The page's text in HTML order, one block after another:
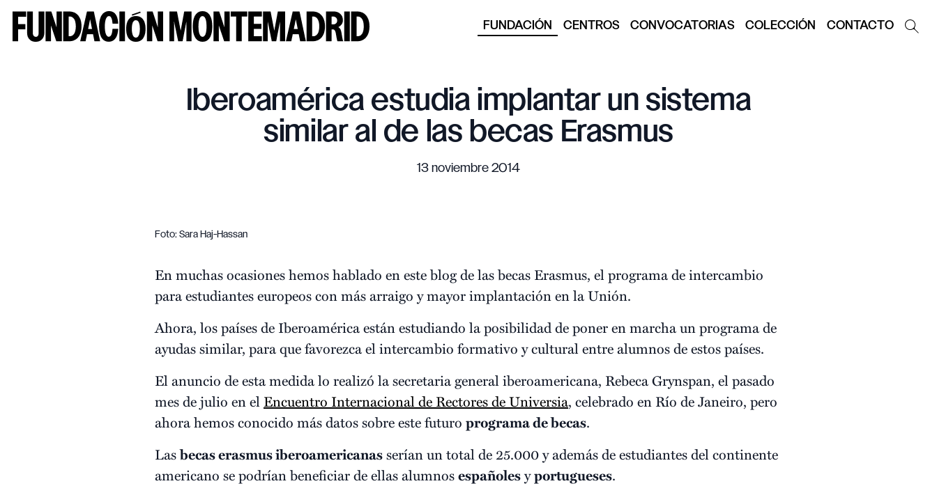
FUNDACIÓN CENTROS CONVOCATORIAS COLECCIÓN CONTACTO
Iberoamérica estudia implantar un sistema
similar al de las becas Erasmus
13 noviembre 2014
Foto: Sara Haj-Hassan
En muchas ocasiones hemos hablado en este blog de las becas Erasmus, el programa de intercambio
para estudiantes europeos con más arraigo y mayor implantación en la Unión.
Ahora, los países de Iberoamérica están estudiando la posibilidad de poner en marcha un programa de
ayudas similar, para que favorezca el intercambio formativo y cultural entre alumnos de estos países.
El anuncio de esta medida lo realizó la secretaria general iberoamericana, Rebeca Grynspan, el pasado
mes de julio en el Encuentro Internacional de Rectores de Universia, celebrado en Río de Janeiro, pero
ahora hemos conocido más datos sobre este futuro programa de becas.
Lasbecas erasmus iberoamericanasserían un total de 25.000 y además de estudiantes del continente
americano se podrían beneficiar de ellas alumnosespañolesyportugueses.